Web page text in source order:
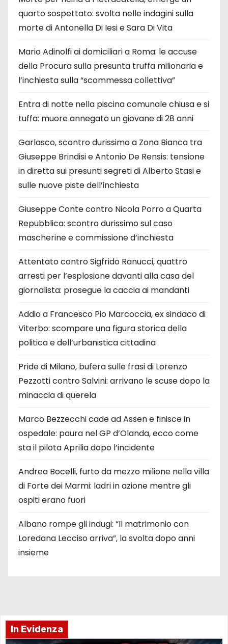
quarto sospettato: svolta nelle indagini sulla
morte di Antonella Di Iesi e Sara Di Vita
Mario Adinolfi ai domiciliari a Roma: le accuse
della Procura sulla presunta truffa milionaria e
l’inchiesta sulla “scommessa collettiva”
Entra di notte nella piscina comunale chiusa e si
tuffa: muore annegato un giovane di 28 anni
Garlasco, scontro durissimo a Zona Bianca tra
Giuseppe Brindisi e Antonio De Rensis: tensione
in diretta sui presunti segreti di Alberto Stasi e
sulle nuove piste dell’inchiesta
Giuseppe Conte contro Nicola Porro a Quarta
Repubblica: scontro durissimo sul caso
mascherine e commissione d’inchiesta
Attentato contro Sigfrido Ranucci, quattro
arresti per l’esplosione davanti alla casa del
giornalista: prosegue la caccia ai mandanti
Addio a Francesco Pio Marcoccia, ex sindaco di
Viterbo: scompare una figura storica della
politica e dell’urbanistica cittadina
Pride di Milano, bufera sulle frasi di Lorenzo
Pezzotti contro Salvini: arrivano le scuse dopo la
minaccia di querela
Marco Bezzecchi cade ad Assen e finisce in
ospedale: paura nel GP d’Olanda, ecco come
sta il pilota Aprilia dopo l’incidente
Andrea Bocelli, furto da mezzo milione nella villa
di Forte dei Marmi: ladri in azione mentre gli
ospiti erano fuori
Albano rompe gli indugi: “Il matrimonio con
Loredana Lecciso arriva”, la svolta dopo anni
insieme
In Evidenza